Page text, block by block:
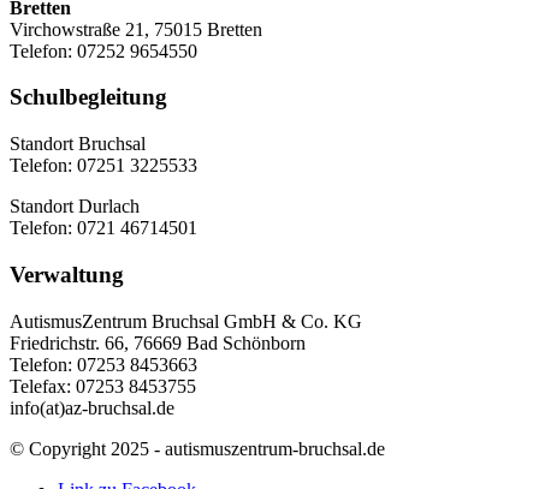
Bretten
Virchowstraße 21, 75015 Bretten
Telefon: 07252 9654550
Schulbegleitung
Standort Bruchsal
Telefon: 07251 3225533
Standort Durlach
Telefon: 0721 46714501
Verwaltung
AutismusZentrum Bruchsal GmbH & Co. KG
Friedrichstr. 66, 76669 Bad Schönborn
Telefon: 07253 8453663
Telefax: 07253 8453755
info(at)az-bruchsal.de
© Copyright 2025 - autismuszentrum-bruchsal.de